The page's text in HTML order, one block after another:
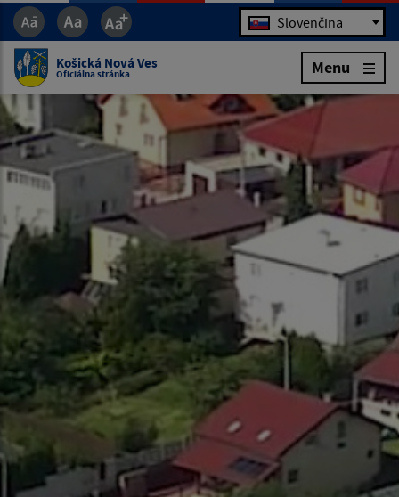
Jazyk Slovenčina
Košická Nová Ves
Oficiálna stránka Menu